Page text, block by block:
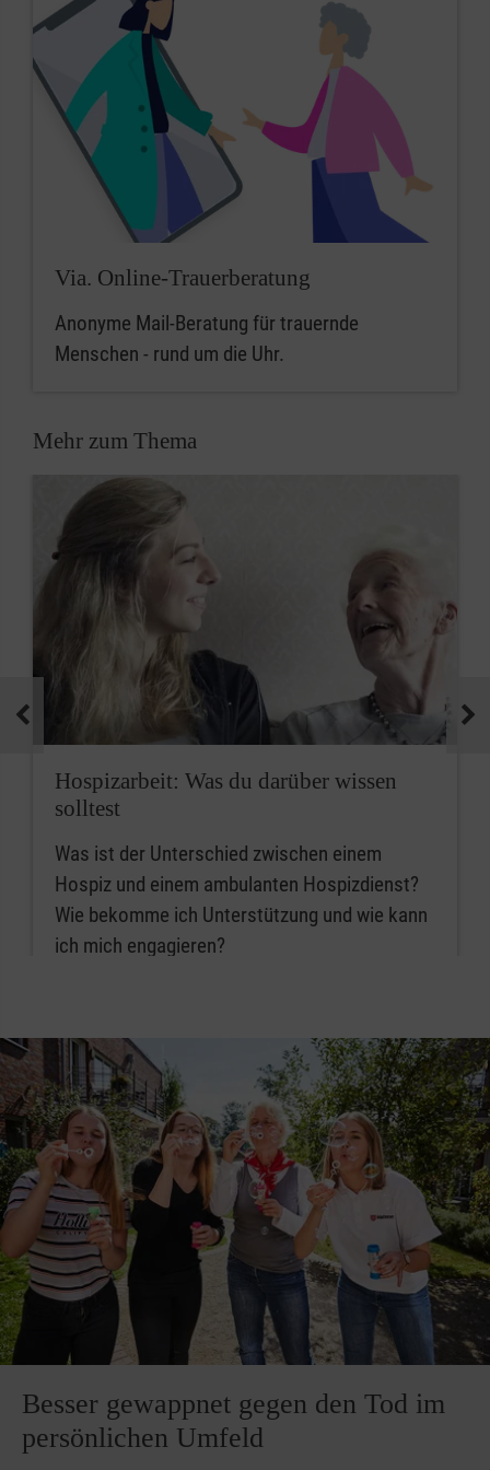
Trauerbegleitung in deiner Nähe
Via. Online-Trauerberatung
Anonyme Mail-Beratung für trauernde
Menschen - rund um die Uhr.
Mehr zum Thema
Hospizarbeit: Was du darüber wissen
solltest
Was ist der Unterschied zwischen einem
Hospiz und einem ambulanten Hospizdienst?
Wie bekomme ich Unterstützung und wie kann
ich mich engagieren?
Besser gewappnet gegen den Tod im
persönlichen Umfeld